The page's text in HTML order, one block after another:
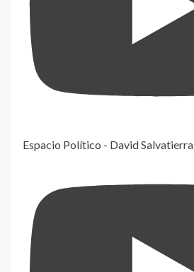
Espacio Político - David Salvatierra